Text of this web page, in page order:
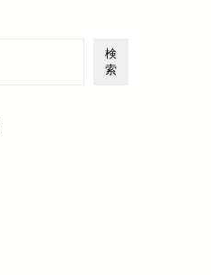
検
索